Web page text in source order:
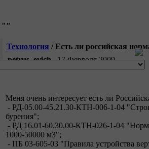
""
Технология / Есть ли российская
petrus_evich 17 Февраля 2009
Меня очень интересует есть ли
- РД-05.00-45.21.30-КТН-006-1-04
бурения";
- РД 16.01-60.30.00-КТН-026-1-04
1000-50000 м3";
- ПБ 03-605-03 "Правила устройства